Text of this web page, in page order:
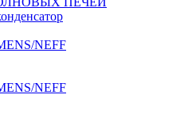
NEFF
NEFF